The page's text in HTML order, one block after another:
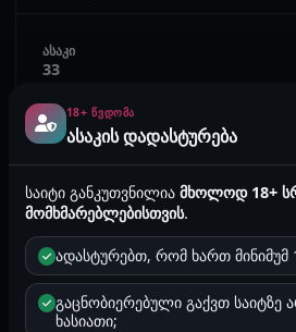
ასაკი
33
სქესი
მამრობითი
ორიენტაცია
ჰეტეროსექსუალი
ზოდიაქო
სასწორი
18+ ᲬᲕᲓᲝᲛᲐ
ასაკის დადასტურება
საიტი განკუთვნილიამხოლოდ 18+
მომხმარებლებისთვის.
ადასტურებთ, რომ ხართ მინიმუმ
გაცნობიერებული გაქვთ საიტზე
ხასიათი;